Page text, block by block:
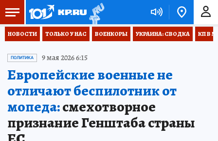
НОВОСТИ ТОЛЬКО У НАС ВОЕНКОРЫ УКРАИНА: СВОДКА КП В
ПОЛИТИКА 9 мая 2026 6:15
Европейские военные не
отличают беспилотник от
мопеда:смехотворное
признание Генштаба страны